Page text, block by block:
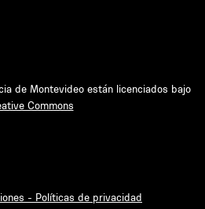
de Montevideo están licenciados bajo
Commons
- Políticas de privacidad